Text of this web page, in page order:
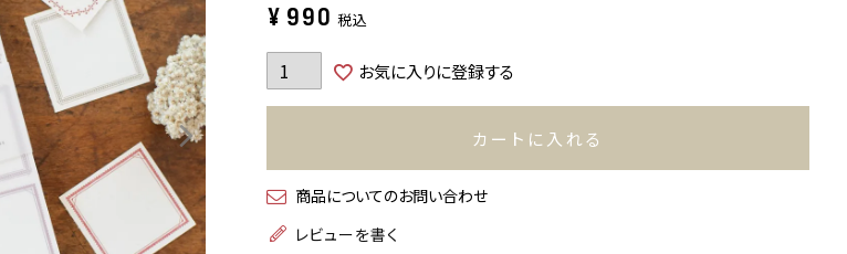
¥ 990 税込
お気に入りに登録する
カートに入れる
商品についてのお問い合わせ
レビューを書く